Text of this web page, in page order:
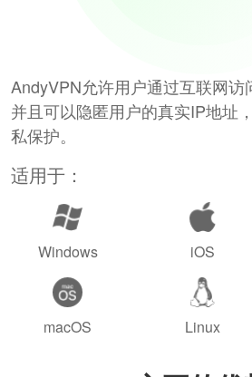
AndyVPN允许用户通过互联网访
并且可以隐匿用户的真实IP地址
私保护。
适用于：
Windows iOS
macOS Linux